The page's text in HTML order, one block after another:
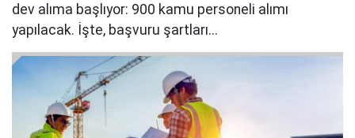
dev alıma başlıyor: 900 kamu personeli alımı
yapılacak. İşte, başvuru şartları...